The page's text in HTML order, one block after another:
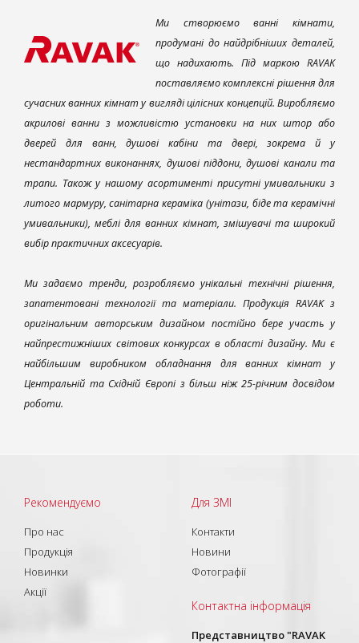
Ми створюємо ванні кімнати,
продумані до найдрібніших деталей,
що надихають. Під маркою RAVAK
поставляємо комплексні рішення для
сучасних ванних кімнат у вигляді цілісних концепцій. Виробляємо
акрилові ванни з можливістю установки на них штор або
дверей для ванн, душові кабіни та двері, зокрема й у
нестандартних виконаннях, душові піддони, душові канали та
трапи. Також у нашому асортименті присутні умивальники з
литого мармуру, санітарна кераміка (унітази, біде та керамічні
умивальники), меблі для ванних кімнат, змішувачі та широкий
вибір практичних аксесуарів.
Ми задаємо тренди, розробляємо унікальні технічні рішення,
запатентовані технології та матеріали. Продукція RAVAK з
оригінальним авторським дизайном постійно бере участь у
найпрестижніших світових конкурсах в області дизайну. Ми є
найбільшим виробником обладнання для ванних кімнат у
Центральній та Східній Європі з більш ніж 25-річним досвідом
роботи.
Рекомендуємо
Про нас
Продукція
Новинки
Акції
Для ЗМІ
Контакти
Новини
Фотографії
Контактна інформація
Представництво "RAVAK